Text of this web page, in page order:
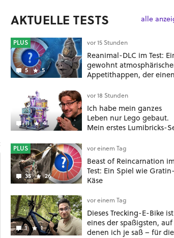
AKTUELLE TESTS alle
5 5
PLUS vor 15 Stunden
Reanimal-DLC im Test:
gewohnt
Appetithappen, der einen
Nachgeschmack hinterlässt
11 4
vor 18 Stunden
Ich habe mein ganzes
Leben nur Lego gebaut.
Mein erstes Lumibricks-
beeindruckt: Game Stack
im Test
35 26
PLUS vor einem Tag
Beast of Reincarnation im
Test: Ein Spiel wie Gratin-
Käse
1 1
vor einem Tag
Dieses Trecking-E-Bike ist
eines der spaßigsten, auf
denen ich je saß – für die